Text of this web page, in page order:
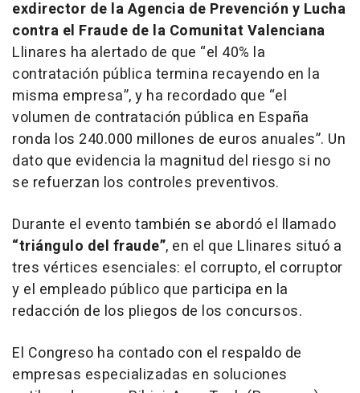
exdirector de la Agencia de Prevención y Lucha
contra el Fraude de la Comunitat Valenciana
Llinares ha alertado de que “el 40% la
contratación pública termina recayendo en la
misma empresa”, y ha recordado que “el
volumen de contratación pública en España
ronda los 240.000 millones de euros anuales”. Un
dato que evidencia la magnitud del riesgo si no
se refuerzan los controles preventivos.
Durante el evento también se abordó el llamado
“triángulo del fraude”, en el que Llinares situó a
tres vértices esenciales: el corrupto, el corruptor
y el empleado público que participa en la
redacción de los pliegos de los concursos.
El Congreso ha contado con el respaldo de
empresas especializadas en soluciones